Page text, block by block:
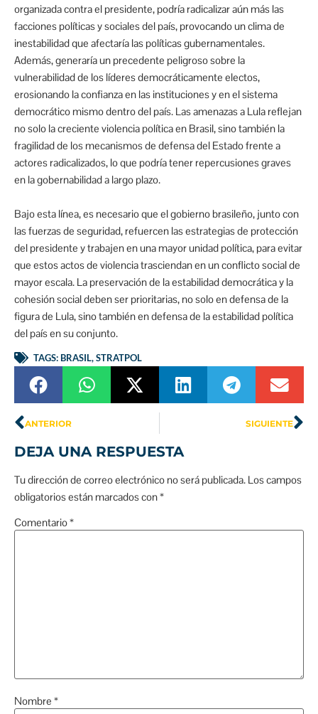
organizada contra el presidente, podría radicalizar aún más las
facciones políticas y sociales del país, provocando un clima de
inestabilidad que afectaría las políticas gubernamentales.
Además, generaría un precedente peligroso sobre la
vulnerabilidad de los líderes democráticamente electos,
erosionando la confianza en las instituciones y en el sistema
democrático mismo dentro del país. Las amenazas a Lula reflejan
no solo la creciente violencia política en Brasil, sino también la
fragilidad de los mecanismos de defensa del Estado frente a
actores radicalizados, lo que podría tener repercusiones graves
en la gobernabilidad a largo plazo.
Bajo esta línea, es necesario que el gobierno brasileño, junto con
las fuerzas de seguridad, refuercen las estrategias de protección
del presidente y trabajen en una mayor unidad política, para evitar
que estos actos de violencia trasciendan en un conflicto social de
mayor escala. La preservación de la estabilidad democrática y la
cohesión social deben ser prioritarias, no solo en defensa de la
figura de Lula, sino también en defensa de la estabilidad política
del país en su conjunto.
TAGS: BRASIL,STRATPOL
ANTERIOR SIGUIENTE
DEJA UNA RESPUESTA
Tu dirección de correo electrónico no será publicada. Los campos
obligatorios están marcados con*
Comentario*
Nombre *